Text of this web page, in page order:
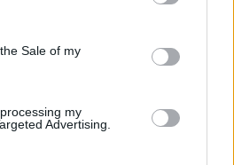
and its third-party tags to
purposes in below Google
Sale of my
my
Advertising.
erre a pályára,
is élvezte, ha
korán megtanultam olvasni.
megkért az óvó néni,
Kitett egy sámlit,
Százszorszép magyar
nagyképűséggel